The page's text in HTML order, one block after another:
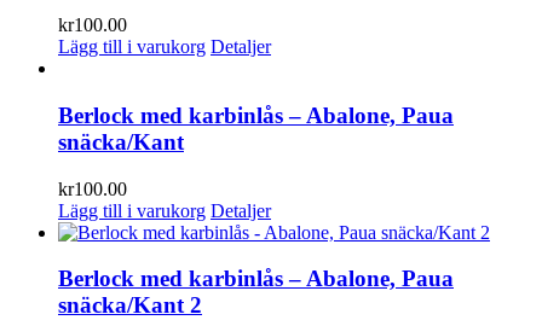
kr100.00
Lägg till i varukorg Detaljer
Berlock med karbinlås – Abalone, Paua
snäcka/Kant
kr100.00
Lägg till i varukorg Detaljer
Berlock med karbinlås – Abalone, Paua
snäcka/Kant 2